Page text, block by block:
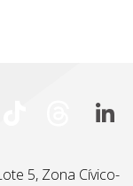
5, Zona Cívico-